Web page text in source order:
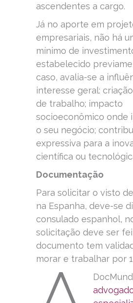
ascendentes a cargo.
Já no aporte em
empresariais, não há
mínimo de
estabelecido
caso, avalia-se a
interesse geral:
de trabalho; impacto
socioeconômico onde
o seu negócio;
expressiva para a
científica ou
Documentação
Para solicitar o visto
na Espanha, deve-se
consulado espanhol,
solicitação deve ser
documento tem
morar e trabalhar por